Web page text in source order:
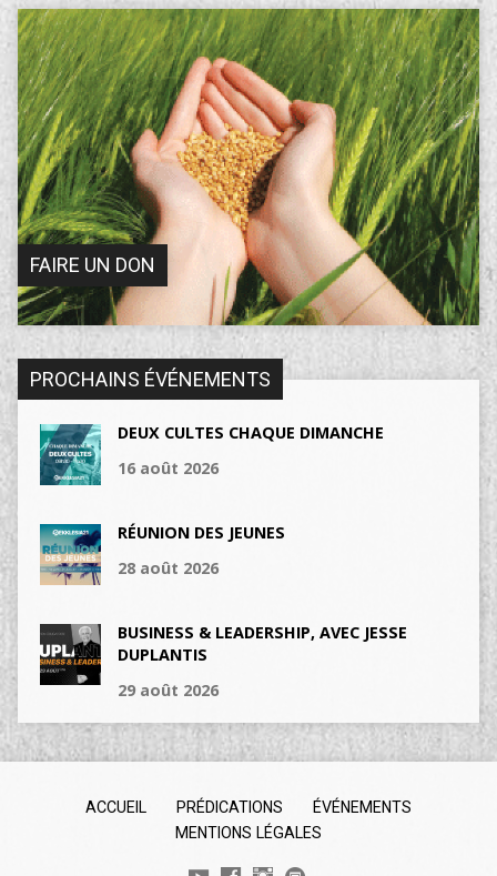
FAIRE UN DON
PROCHAINS ÉVÉNEMENTS
DEUX CULTES CHAQUE DIMANCHE
16 août 2026
RÉUNION DES JEUNES
28 août 2026
BUSINESS & LEADERSHIP, AVEC JESSE
DUPLANTIS
29 août 2026
ACCUEIL PRÉDICATIONS
ÉVÉNEMENTS
MENTIONS LÉGALES